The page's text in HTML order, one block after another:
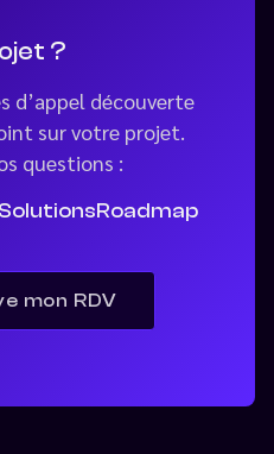
?
d’appel découverte
sur votre projet.
questions :
SolutionsRoadmap
mon RDV